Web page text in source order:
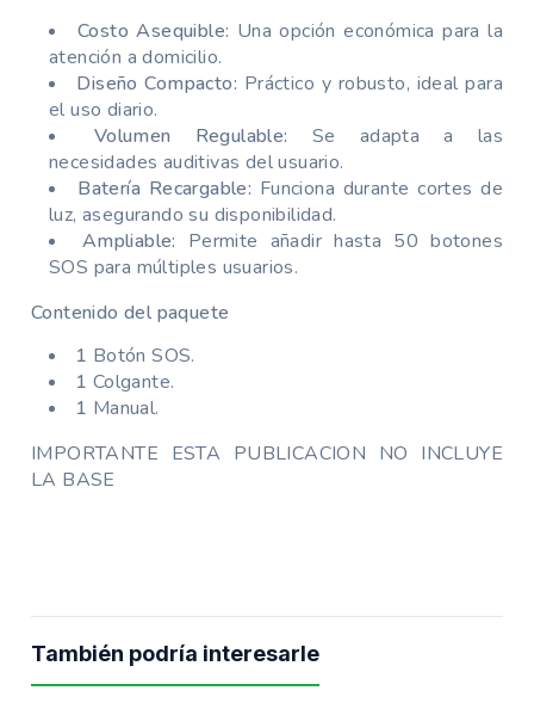
Costo Asequible: Una opción económica para la
atención a domicilio.
Diseño Compacto: Práctico y robusto, ideal para
el uso diario.
Volumen Regulable: Se adapta a las
necesidades auditivas del usuario.
Batería Recargable: Funciona durante cortes de
luz, asegurando su disponibilidad.
Ampliable: Permite añadir hasta 50 botones
SOS para múltiples usuarios.
Contenido del paquete
1 Botón SOS.
1 Colgante.
1 Manual.
IMPORTANTE ESTA PUBLICACION NO INCLUYE
LA BASE
También podría interesarle